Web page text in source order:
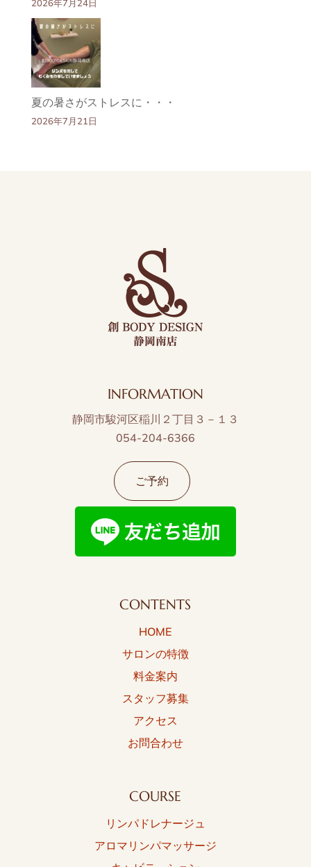
2026年7月24日
夏の暑さがストレスに・・・
2026年7月21日
INFORMATION
静岡市駿河区稲川２丁目３－１３
054-204-6366
ご予約
CONTENTS
HOME
サロンの特徴
料金案内
スタッフ募集
アクセス
お問合わせ
COURSE
リンパドレナージュ
アロマリンパマッサージ